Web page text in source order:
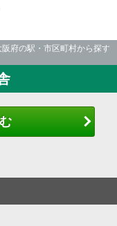
阪府の駅・市区町村から探す